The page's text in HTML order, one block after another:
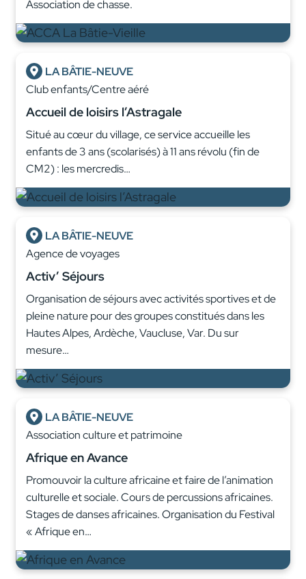
Association de chasse.
LA BÂTIE-NEUVE
Club enfants/Centre aéré
Accueil de loisirs l’Astragale
Situé au cœur du village, ce service accueille les
enfants de 3 ans (scolarisés) à 11 ans révolu (fin de
CM2) : les mercredis…
LA BÂTIE-NEUVE
Agence de voyages
Activ’ Séjours
Organisation de séjours avec activités sportives et de
pleine nature pour des groupes constitués dans les
Hautes Alpes, Ardèche, Vaucluse, Var. Du sur
mesure…
LA BÂTIE-NEUVE
Association culture et patrimoine
Afrique en Avance
Promouvoir la culture africaine et faire de l’animation
culturelle et sociale. Cours de percussions africaines.
Stages de danses africaines. Organisation du Festival
« Afrique en…